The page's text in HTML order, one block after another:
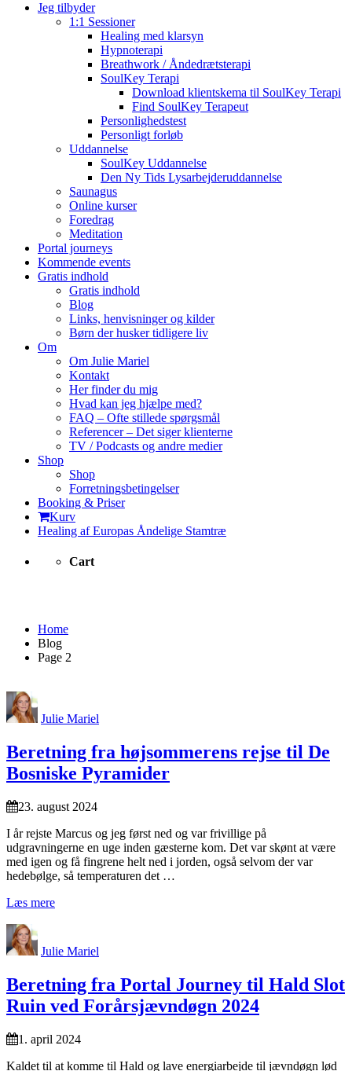
Jeg tilbyder
1:1 Sessioner
Healing med klarsyn
Hypnoterapi
Breathwork / Åndedrætsterapi
SoulKey Terapi
Download klientskema til SoulKey Terapi
Find SoulKey Terapeut
Personlighedstest
Personligt forløb
Uddannelse
SoulKey Uddannelse
Den Ny Tids Lysarbejderuddannelse
Saunagus
Online kurser
Foredrag
Meditation
Portal journeys
Kommende events
Gratis indhold
Gratis indhold
Blog
Links, henvisninger og kilder
Børn der husker tidligere liv
Om
Om Julie Mariel
Kontakt
Her finder du mig
Hvad kan jeg hjælpe med?
FAQ – Ofte stillede spørgsmål
Referencer – Det siger klienterne
TV / Podcasts og andre medier
Shop
Shop
Forretningsbetingelser
Booking & Priser
Kurv
Healing af Europas Åndelige Stamtræ
Cart
Home
Blog
Page 2
Julie Mariel
Beretning fra højsommerens rejse til De
Bosniske Pyramider
23. august 2024
I år rejste Marcus og jeg først ned og var frivillige på
udgravningerne en uge inden gæsterne kom. Det var skønt at være
med igen og få fingrene helt ned i jorden, også selvom der var
hedebølge, så temperaturen det …
Læs mere
Julie Mariel
Beretning fra Portal Journey til Hald Slot
Ruin ved Forårsjævndøgn 2024
1. april 2024
Kaldet til at komme til Hald og lave energiarbejde til jævndøgn lød